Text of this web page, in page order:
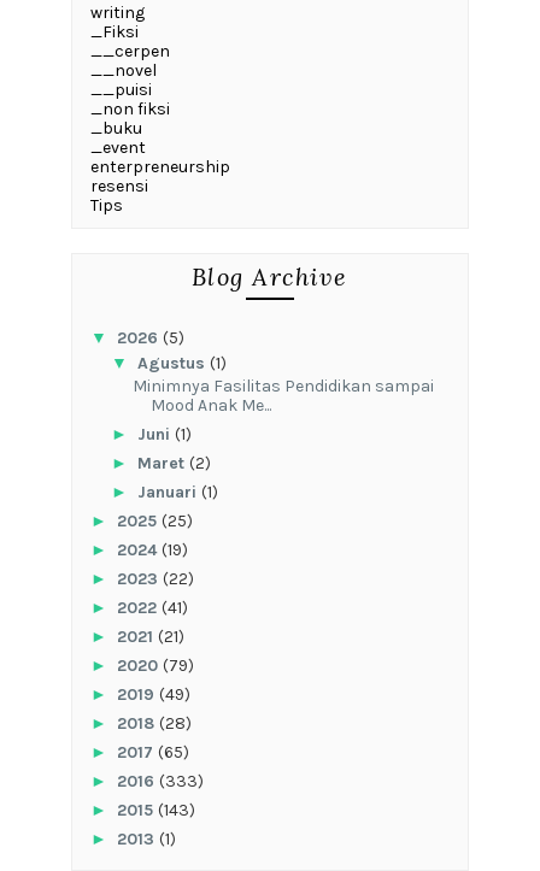
writing
_Fiksi
__cerpen
__novel
__puisi
_non fiksi
_buku
_event
enterpreneurship
resensi
Tips
Blog Archive
▼ 2026 (5)
▼ Agustus (1)
‎Minimnya Fasilitas Pendidikan sampai
Mood Anak Me...
► Juni (1)
► Maret (2)
► Januari (1)
► 2025 (25)
► 2024(19)
► 2023 (22)
► 2022 (41)
► 2021 (21)
► 2020 (79)
► 2019 (49)
► 2018 (28)
► 2017 (65)
► 2016 (333)
► 2015 (143)
► 2013 (1)